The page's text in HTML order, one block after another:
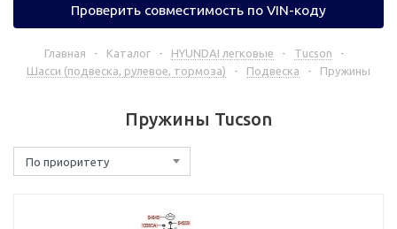
Проверить совместимость по VIN-коду
Главная - Каталог - HYUNDAI легковые - Tucson
-
Шасси (подвеска, рулевое, тормоза)
- Подвеска - Пружины
Пружины Tucson
По приоритету